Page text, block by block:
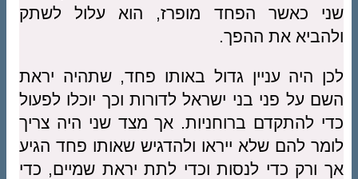
שני כאשר הפחד מופרז, הוא עלול לשתק
ולהביא את ההפך.
לכן היה עניין גדול באותו פחד, שתהיה יראת
השם על פני בני ישראל לדורות וכך יוכלו לפעול
כדי להתקדם ברוחניות. אך מצד שני היה צריך
לומר להם שלא ייראו ולהדגיש שאותו פחד הגיע
אך ורק כדי לנסות וכדי לתת יראת שמיים, כדי